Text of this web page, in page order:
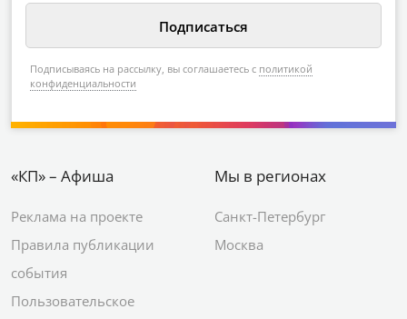
Подписываясь на рассылку, вы соглашаетесь с политикой
конфиденциальности
«КП» – Афиша
Реклама на проекте
Правила публикации
события
Пользовательское
Мы в регионах
Санкт-Петербург
Москва